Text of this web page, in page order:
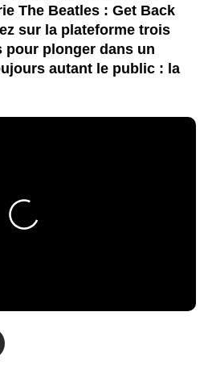
The Beatles : Get Back
sur la plateforme trois
pour plonger dans un
autant le public : la